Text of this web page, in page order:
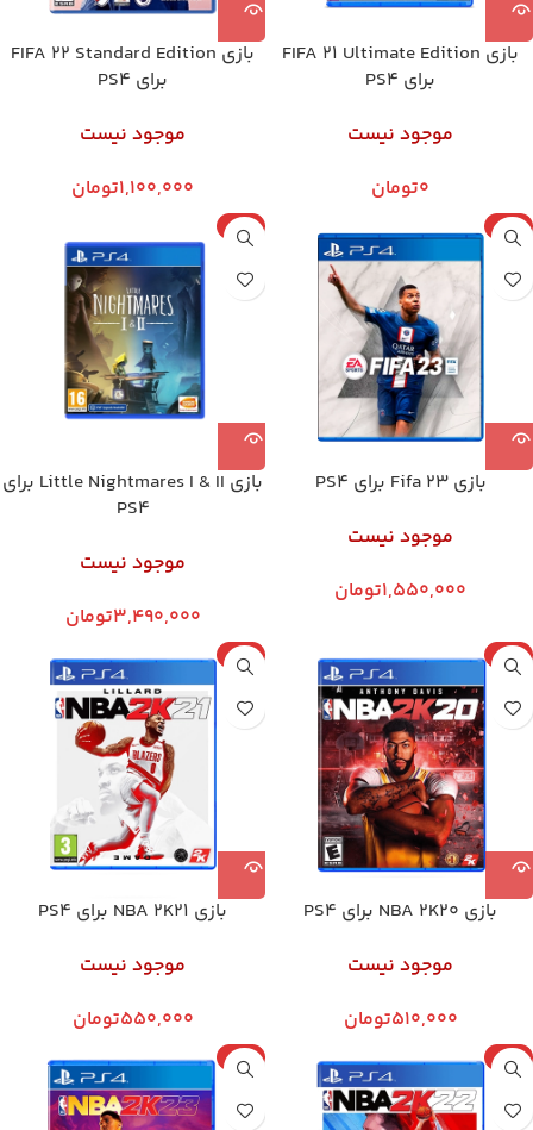
بازی FIFA 21 Ultimate Edition
برای PS4
موجود نیست
0تومان
بازی FIFA 22 Standard Edition
برای PS4
موجود نیست
1,100,000تومان
پلمپ
بازی Fifa 23 برای PS4
موجود نیست
1,550,000تومان
پلمپ
بازی Little Nightmares I & II برای
PS4
موجود نیست
3,490,000تومان
پلمپ
بازی NBA 2K20 برای PS4
موجود نیست
510,000تومان
پلمپ
بازی NBA 2K21 برای PS4
موجود نیست
550,000تومان
پلمپ پلمپ